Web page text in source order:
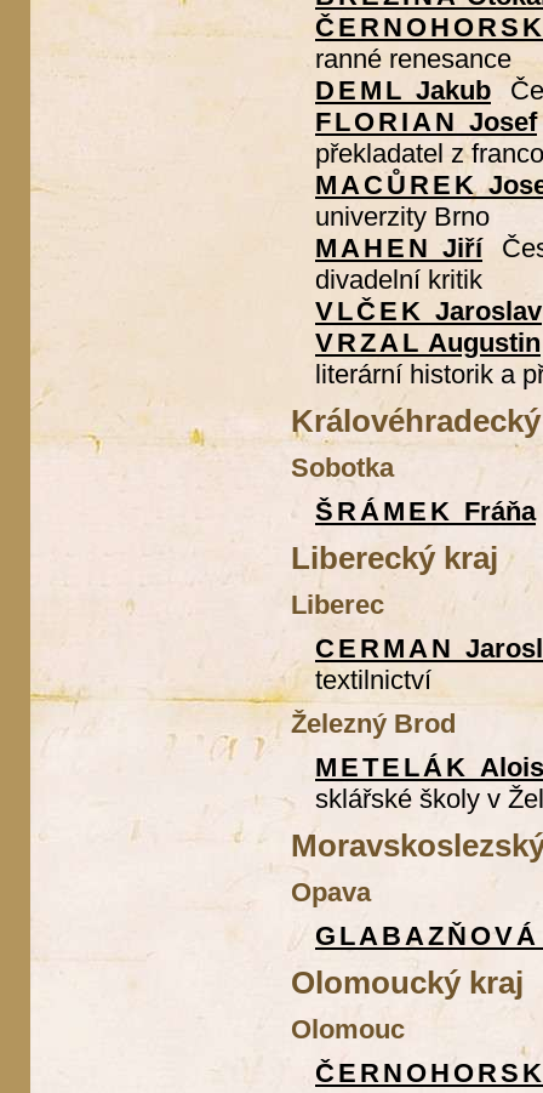
ranné renesance
DEML Jakub
FLORIAN Josef
překladatel z
MACŮREK
univerzity Brno
MAHEN Jiří
divadelní kritik
VLČEK Jaroslav
VRZAL Augustin
literární historik a
Sobotka
ŠRÁMEK Fráňa
Liberecký kraj
Liberec
CERMAN
textilnictví
Železný Brod
METELÁK Alois
sklářské školy v
Opava
Olomoucký kraj
Olomouc